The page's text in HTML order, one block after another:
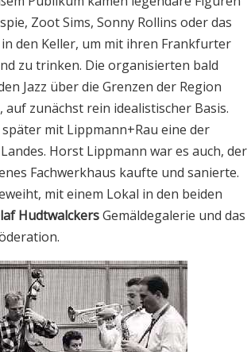
Zoot Sims, Sonny Rollins oder das
den Keller, um mit ihren Frankfurter
zu trinken. Die organisierten bald
Jazz über die Grenzen der Region
zunächst rein idealistischer Basis.
mit Lippmann+Rau eine der
Horst Lippmann war es auch, der
Fachwerkhaus kaufte und sanierte.
mit einem Lokal in den beiden
HudtwalckersGemäldegalerie und das